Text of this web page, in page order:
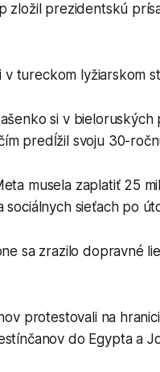
zložil prezidentskú
v tureckom lyžiarskom
si v
predĺžil svoju 30-
musela zaplatiť 25
sociálnych sieťach po
sa zrazilo dopravné
protestovali na
do Egypta a